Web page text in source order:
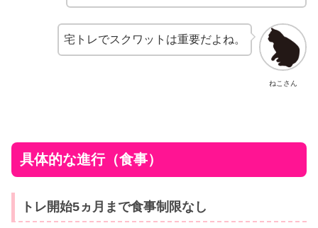
ねこさん
宅トレでスクワットは重要だよね。
具体的な進行（食事）
トレ開始5ヵ月まで食事制限なし